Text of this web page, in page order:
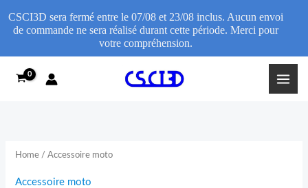
Home / Accessoire moto
Accessoire moto
popularity
CSCI3D sera fermé entre le 07/08 et 23/08 inclus. Aucun envoi
de commande ne sera réalisé durant cette période. Merci pour
votre compréhension.